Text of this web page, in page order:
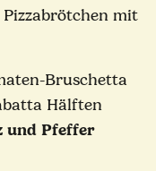
mit
Bruschetta
Hälften
und Pfeffer